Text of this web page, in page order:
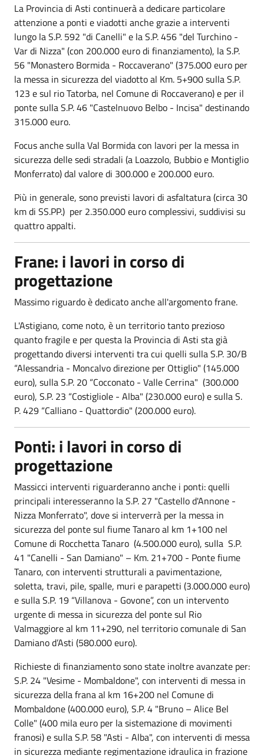
La Provincia di Asti continuerà a dedicare particolare
attenzione a ponti e viadotti anche grazie a interventi
lungo la S.P. 592 "di Canelli" e la S.P. 456 "del Turchino -
Var di Nizza" (con 200.000 euro di finanziamento), la S.P.
56 "Monastero Bormida - Roccaverano" (375.000 euro per
la messa in sicurezza del viadotto al Km. 5+900 sulla S.P.
123 e sul rio Tatorba, nel Comune di Roccaverano) e per il
ponte sulla S.P. 46 "Castelnuovo Belbo - Incisa" destinando
315.000 euro.
Focus anche sulla Val Bormida con lavori per la messa in
sicurezza delle sedi stradali (a Loazzolo, Bubbio e Montiglio
Monferrato) dal valore di 300.000 e 200.000 euro.
Più in generale, sono previsti lavori di asfaltatura (circa 30
km di SS.PP.) per 2.350.000 euro complessivi, suddivisi su
quattro appalti.
Frane: i lavori in corso di
progettazione
Massimo riguardo è dedicato anche all'argomento frane.
L'Astigiano, come noto, è un territorio tanto prezioso
quanto fragile e per questa la Provincia di Asti sta già
progettando diversi interventi tra cui quelli sulla S.P. 30/B
“Alessandria - Moncalvo direzione per Ottiglio" (145.000
euro), sulla S.P. 20 “Cocconato - Valle Cerrina" (300.000
euro), S.P. 23 “Costigliole - Alba" (230.000 euro) e sulla S.
P. 429 “Calliano - Quattordio" (200.000 euro).
Ponti: i lavori in corso di
progettazione
Massicci interventi riguarderanno anche i ponti: quelli
principali interesseranno la S.P. 27 "Castello d'Annone -
Nizza Monferrato", dove si interverrà per la messa in
sicurezza del ponte sul fiume Tanaro al km 1+100 nel
Comune di Rocchetta Tanaro (4.500.000 euro), sulla S.P.
41 "Canelli - San Damiano" – Km. 21+700 - Ponte fiume
Tanaro, con interventi strutturali a pavimentazione,
soletta, travi, pile, spalle, muri e parapetti (3.000.000 euro)
e sulla S.P. 19 “Villanova - Govone”, con un intervento
urgente di messa in sicurezza del ponte sul Rio
Valmaggiore al km 11+290, nel territorio comunale di San
Damiano d’Asti (580.000 euro).
Richieste di finanziamento sono state inoltre avanzate per:
S.P. 24 "Vesime - Mombaldone", con interventi di messa in
sicurezza della frana al km 16+200 nel Comune di
Mombaldone (400.000 euro), S.P. 4 "Bruno – Alice Bel
Colle" (400 mila euro per la sistemazione di movimenti
franosi) e sulla S.P. 58 "Asti - Alba", con interventi di messa
in sicurezza mediante regimentazione idraulica in frazione